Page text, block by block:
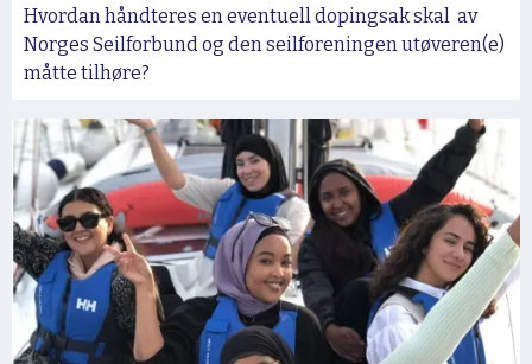
Hvordan håndteres en eventuell dopingsak skal av
Norges Seilforbund og den seilforeningen utøveren(e)
måtte tilhøre?